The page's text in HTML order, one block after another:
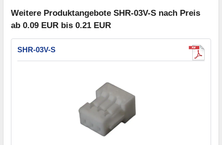
Weitere Produktangebote SHR-03V-S nach Preis
ab 0.09 EUR bis 0.21 EUR
SHR-03V-S